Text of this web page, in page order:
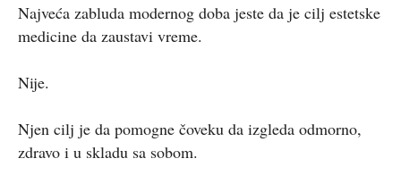
Najveća zabluda modernog doba jeste da je cilj estetske
medicine da zaustavi vreme.
Nije.
Njen cilj je da pomogne čoveku da izgleda odmorno,
zdravo i u skladu sa sobom.